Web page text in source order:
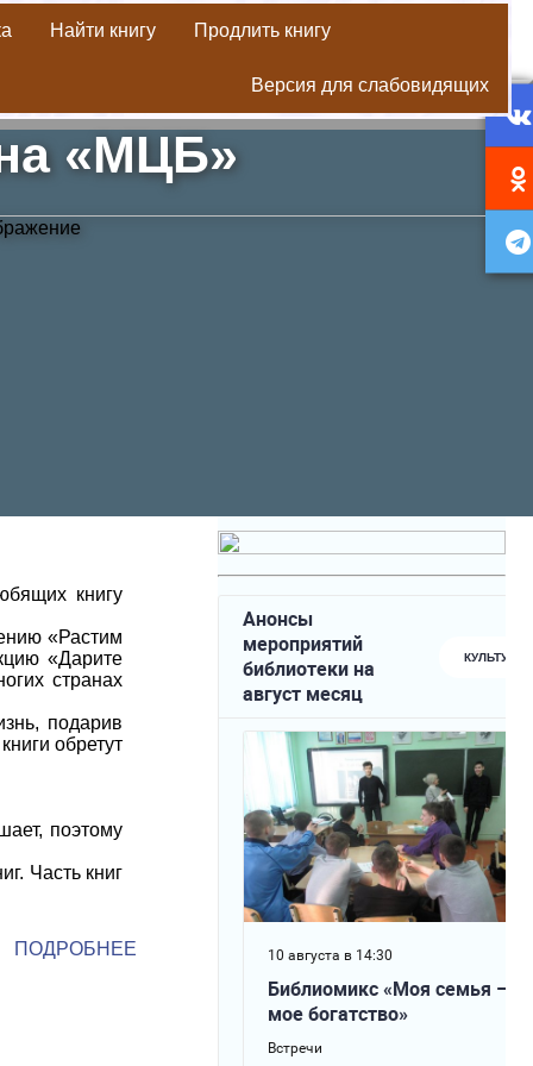
«МЦБ»
Найти книгу Продлить книгу
Версия для слабовидящих
книгу
«Растим
«Дарите
странах
подарив
обретут
поэтому
Часть книг
ПОДРОБНЕЕ